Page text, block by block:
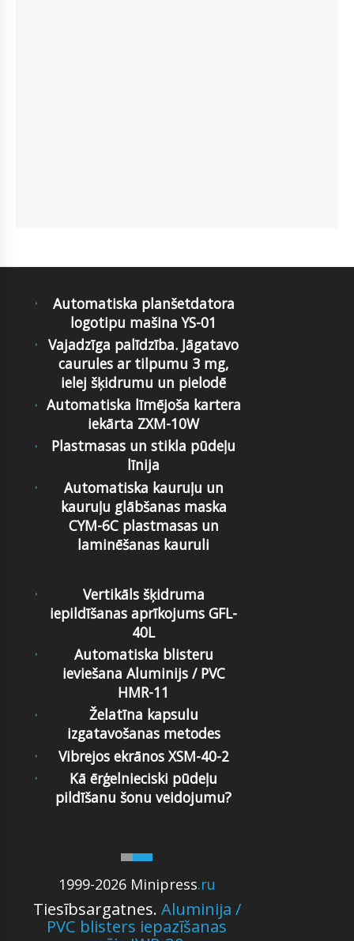
Automatiska planšetdatora
logotipu mašina YS-01
Vajadzīga palīdzība. Jāgatavo
caurules ar tilpumu 3 mg,
ielej šķidrumu un pielodē
Automatiska līmējoša kartera
iekārta ZXM-10W
Plastmasas un stikla pūdeļu
līnija
Automatiska kauruļu un
kauruļu glābšanas maska
CYM-6C plastmasas un
laminēšanas kauruli
1999-2026 Minipress.ru
Tiesībsargatnes. Aluminija /
PVC blisters iepazīšanas
Vertikāls šķidruma
iepildīšanas aprīkojums GFL-
40L
Automatiska blisteru
ieviešana Aluminijs / PVC
HMR-11
Želatīna kapsulu
izgatavošanas metodes
Vibrejos ekrānos XSM-40-2
Kā ērģelnieciski pūdeļu
pildīšanu šonu veidojumu?